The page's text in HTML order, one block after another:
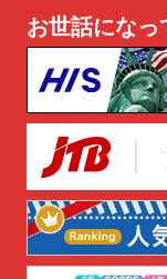
お世話になっ